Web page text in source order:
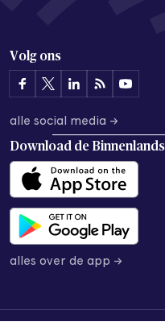
Volg ons
alle social media →
Download de
alles over de app →